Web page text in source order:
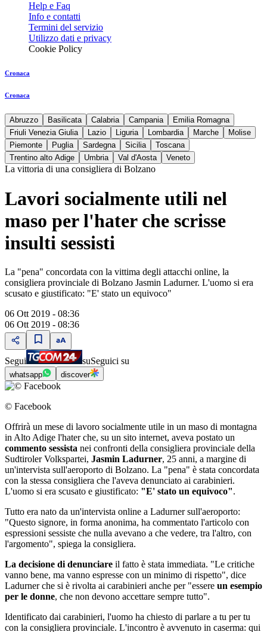
Help e Faq
Info e contatti
Termini del servizio
Utilizzo dati e privacy
Cookie Policy
Cronaca
Cronaca
Abruzzo Basilicata Calabria Campania
Emilia Romagna
Friuli Venezia Giulia
Lazio Liguria Lombardia Marche
Molise
Piemonte
Puglia Sardegna Sicilia
Toscana
Trentino alto Adige
Umbria Val d'Aosta Veneto
La vittoria di una consigliera di Bolzano
Lavori socialmente utili nel
maso per l'hater che scrisse
insulti sessisti
La "pena" concordata con la vittima degli attacchi online, la
consigliera provinciale di Bolzano Jasmin Ladurner. L'uomo si era
scusato e giustificato: "E' stato un equivoco"
06 Ott 2019 - 08:36
06 Ott 2019 - 08:36
Segui suSeguici su
whatsapp discover
© Facebook
Offrirà un mese di lavoro socialmente utile in un maso di montagna
in Alto Adige l'hater che, su un sito internet, aveva postato un
commento sessista nei confronti della consigliera provinciale della
Sudtiroler Volkspartei, Jasmin Ladurner, 25 anni, a margine di
un'intervista sull'aeroporto di Bolzano. La "pena" è stata concordata
con la stessa consigliera che l'aveva denunciato ai carabinieri.
L'uomo si era scusato e giustificato: "E' stato un equivoco".
Tutto era nato da un'intervista online a Ladurner sull'aeroporto:
"Questo signore, in forma anonima, ha commentato l'articolo con
espressioni sessiste che nulla avevano a che vedere, tra l'altro, con
l'argomento", spiega la consigliera.
La decisione di denunciare il fatto è stata immediata. "Le critiche
vanno bene, ma vanno espresse con un minimo di rispetto", dice
Ladurner che si è rivolta ai carabinieri anche per "essere un esempio
per le donne, che non devono accettare sempre tutto".
Identificato dai carabinieri, l'uomo ha chiesto di parlare a tu per tu
con la consigliera provinciale. L'incontro è avvenuto in caserma: qui